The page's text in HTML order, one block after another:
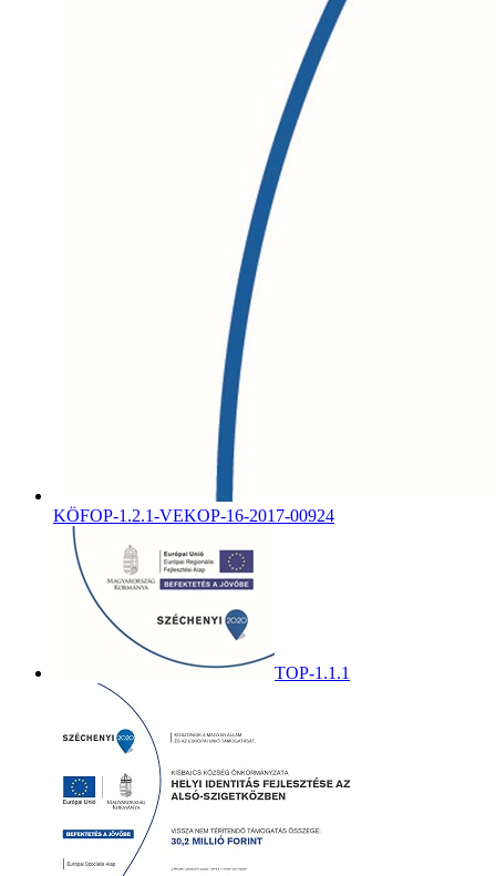
KÖFOP-1.2.1-VEKOP-16-2017-00924
TOP-1.1.1